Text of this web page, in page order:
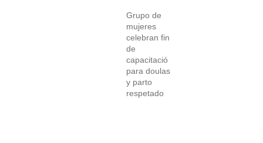
Grupo de
mujeres
celebran fin
de
capacitació
para doulas
y parto
respetado